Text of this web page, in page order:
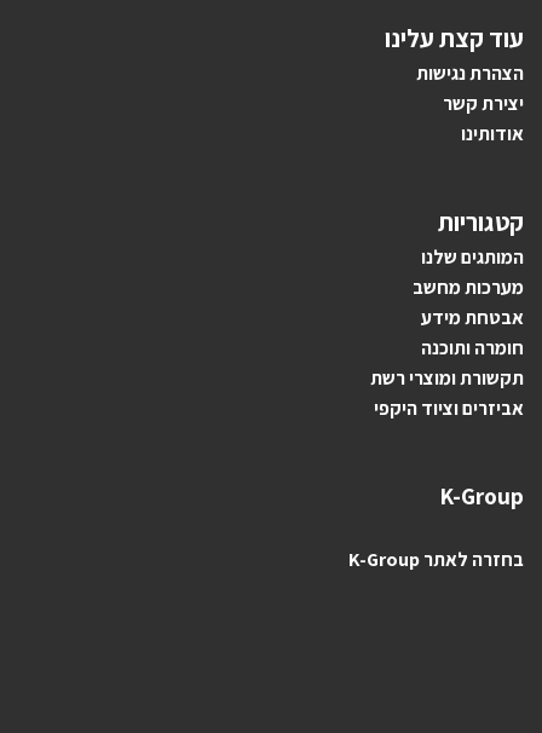
עוד קצת עלינו
הצהרת נגישות
יצירת קשר
אודותינו
קטגוריות
המותגים שלנו
מערכות מחשב
אבטחת מידע
חומרה ותוכנה
תקשורת ומוצרי רשת
אביזרים וציוד היקפי
K-Group
בחזרה לאתר K-Group